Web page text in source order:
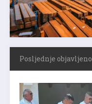
Posljednje objavljeno